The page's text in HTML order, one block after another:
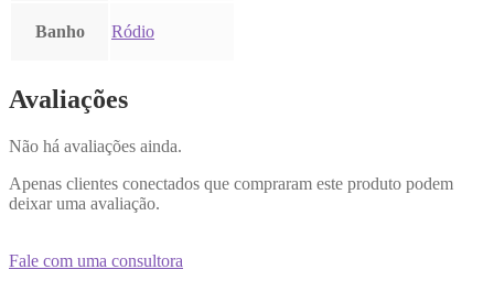
Banho Ródio
Avaliações
Não há avaliações ainda.
Apenas clientes conectados que compraram este produto podem
deixar uma avaliação.
Fale com uma consultora